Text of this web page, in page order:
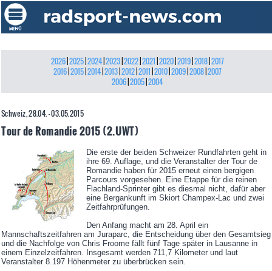
2026| 2025| 2024| 2023| 2022| 2021 2020| 2019| 2018| 2017
2016| 2015| 2014| 2013| 2012| 2011 2010| 2009| 2008| 2007
2006 2005 2004
Schweiz, 28.04. - 03.05.2015
Tour de Romandie 2015 (2.UWT)
Die erste der beiden Schweizer Rundfahrten geht in
ihre 69. Auflage, und die Veranstalter der Tour de
Romandie haben für 2015 erneut einen bergigen
Parcours vorgesehen. Eine Etappe für die reinen
Flachland-Sprinter gibt es diesmal nicht, dafür aber
eine Bergankunft im Skiort Champex-Lac und zwei
Zeitfahrprüfungen.
Den Anfang macht am 28. April ein
Mannschaftszeitfahren am Juraparc, die Entscheidung über den Gesamtsieg
und die Nachfolge von Chris Froome fällt fünf Tage später in Lausanne in
einem Einzelzeitfahren. Insgesamt werden 711,7 Kilometer und laut
Veranstalter 8.197 Höhenmeter zu überbrücken sein.